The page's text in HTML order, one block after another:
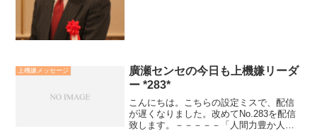
上機嫌メッセージ
廣瀬センセの今日も上機嫌リーダ
ー *283*
こんにちは。こちらの設定ミスで、配信
が遅くなりました。改めてNo.283を配信
致します。－－－－－「人間力豊か人を